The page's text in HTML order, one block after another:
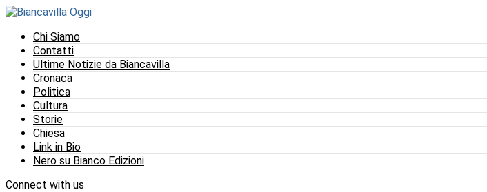
Chi Siamo
Contatti
Ultime Notizie da Biancavilla
Cronaca
Politica
Cultura
Storie
Chiesa
Link in Bio
Nero su Bianco Edizioni
Connect with us